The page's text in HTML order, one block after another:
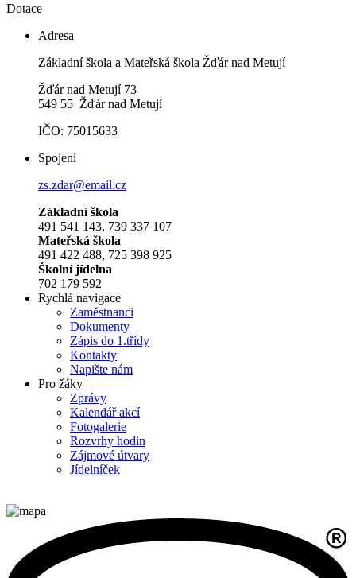
Dotace
Adresa
Základní škola a Mateřská škola Žďár nad Metují
Žďár nad Metují 73
549 55 Žďár nad Metují
IČO: 75015633
Spojení
zs.zdar@email.cz
Základní škola
491 541 143, 739 337 107
Mateřská škola
491 422 488, 725 398 925
Školní jídelna
702 179 592
Rychlá navigace
Zaměstnanci
Dokumenty
Zápis do 1.třídy
Kontakty
Napište nám
Pro žáky
Zprávy
Kalendář akcí
Fotogalerie
Rozvrhy hodin
Zájmové útvary
Jídelníček